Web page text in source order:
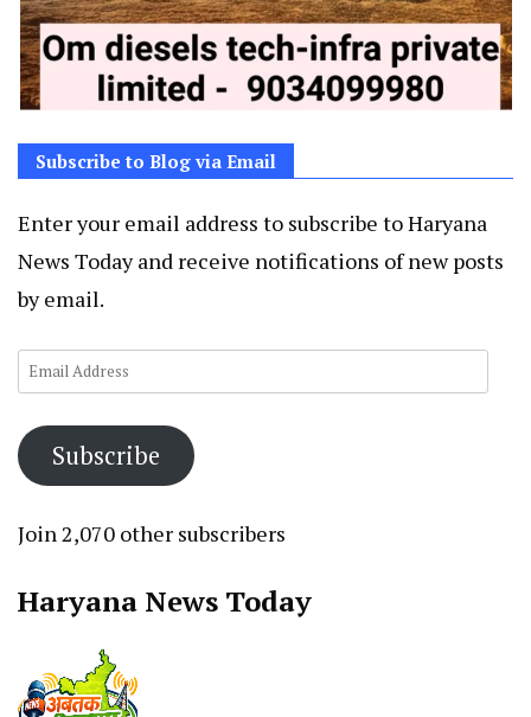
Subscribe to Blog via Email
Enter your email address to subscribe to Haryana
News Today and receive notifications of new posts
by email.
Email
Subscribe
Join 2,070 other subscribers
Haryana News Today